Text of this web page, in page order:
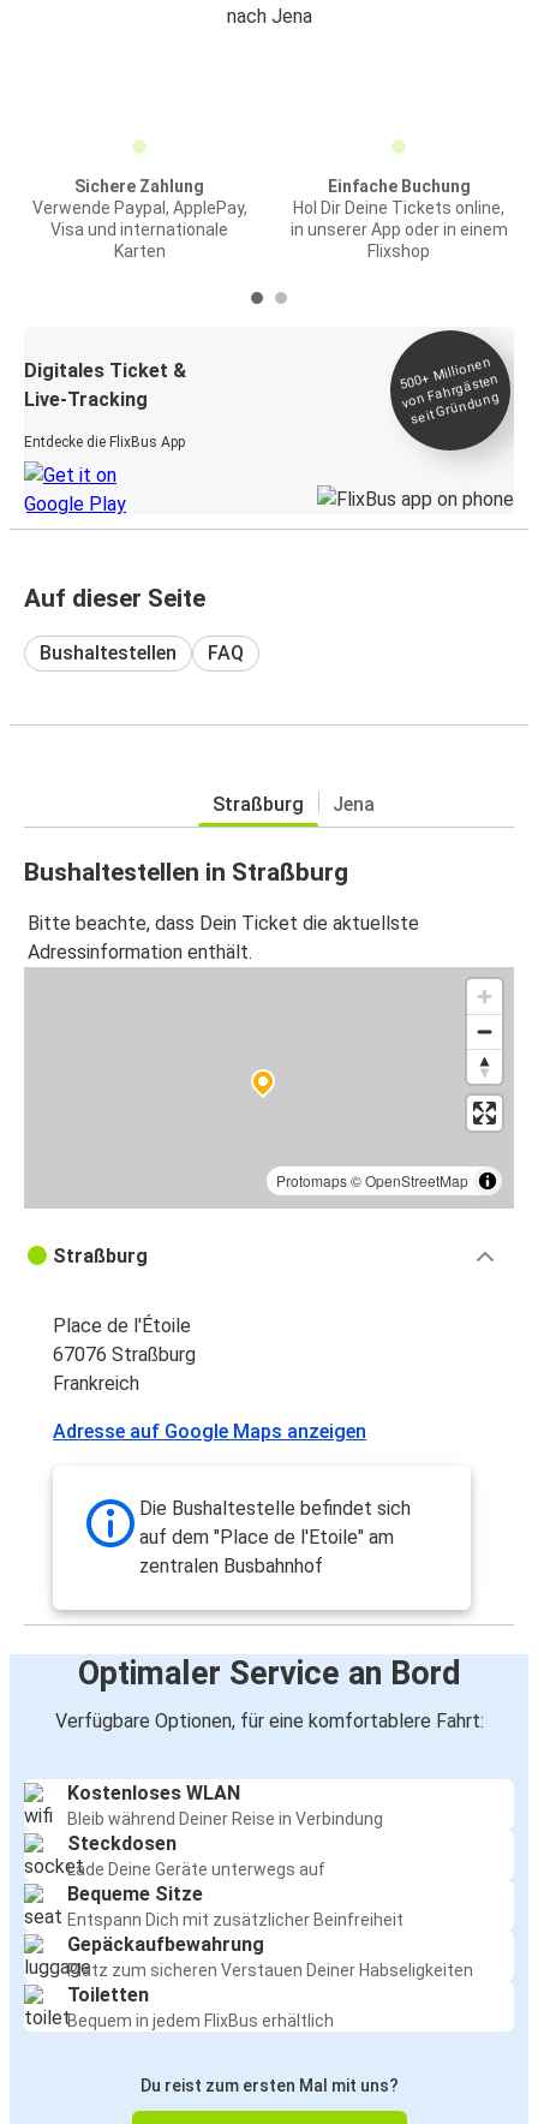
nach Jena
Sichere Zahlung
Verwende Paypal, ApplePay,
Visa und internationale
Karten
Einfache Buchung
Hol Dir Deine Tickets online,
in unserer App oder in einem
Flixshop
Digitales Ticket &
Live-Tracking
Entdecke die FlixBus App
500+
Millionen
von Fahrgästen
seit
Gründung
Auf dieser Seite
Bushaltestellen FAQ
Straßburg Jena
Bushaltestellen in Straßburg
Bitte beachte, dass Dein Ticket die aktuellste
Adressinformation enthält.
Protomaps©OpenStreetMap
Straßburg
Place de l'Étoile
67076 Straßburg
Frankreich
Adresse auf Google Maps anzeigen
Die Bushaltestelle befindet sich
auf dem "Place de l'Etoile" am
zentralen Busbahnhof
Optimaler Service an Bord
Verfügbare Optionen, für eine komfortablere Fahrt:
Kostenloses WLAN
Bleib während Deiner Reise in Verbindung
Steckdosen
Lade Deine Geräte unterwegs auf
Bequeme Sitze
Entspann Dich mit zusätzlicher Beinfreiheit
Gepäckaufbewahrung
Platz zum sicheren Verstauen Deiner Habseligkeiten
Toiletten
Bequem in jedem FlixBus erhältlich
Du reist zum ersten Mal mit uns?